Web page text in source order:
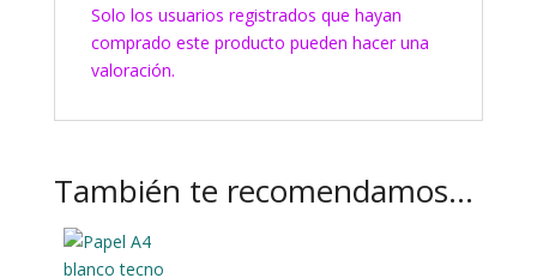
Solo los usuarios registrados que hayan
comprado este producto pueden hacer una
valoración.
También te recomendamos…